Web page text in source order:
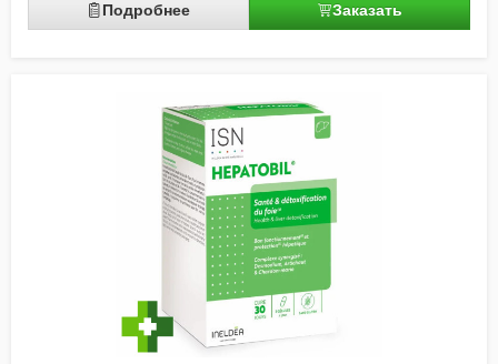
Подробнее Заказать